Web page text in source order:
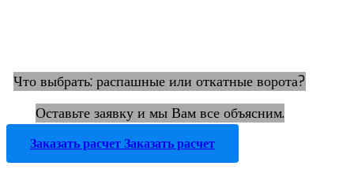
Что выбрать: распашные или откатные ворота?
Оставьте заявку и мы Вам все объясним.
Заказать расчетЗаказать расчет